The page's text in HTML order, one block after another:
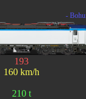
-
193
160 km/h
210 t